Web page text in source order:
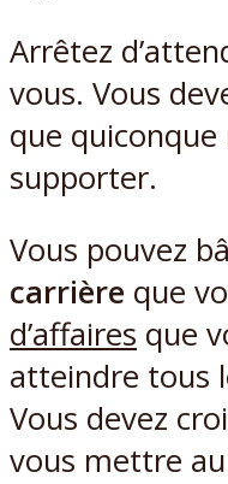
Arrêtez
vous. Vous
que
supporter.
Vous pouvez
carrière que
d’affaires que
atteindre tous
Vous devez
vous mettre